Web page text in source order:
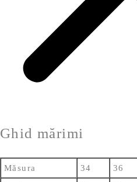
Ghid mărimi
Măsura 34 36